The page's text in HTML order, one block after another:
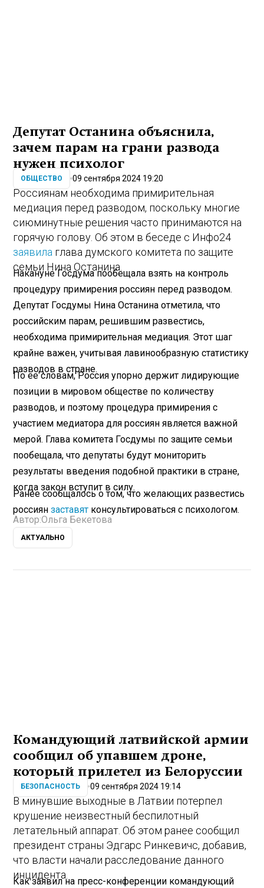
Депутат Останина объяснила,
зачем парам на грани развода
нужен психолог
ОБЩЕСТВО 09 сентября 2024 19:20
Россиянам необходима примирительная
медиация перед разводом, поскольку многие
сиюминутные решения часто принимаются на
горячую голову. Об этом в беседе с Инфо24
заявила глава думского комитета по защите
семьи Нина Останина.
Накануне Госдума пообещала взять на контроль
процедуру примирения россиян перед разводом.
Депутат Госдумы Нина Останина отметила, что
российским парам, решившим развестись,
необходима примирительная медиация. Этот шаг
крайне важен, учитывая лавинообразную статистику
разводов в стране.
По ее словам, Россия упорно держит лидирующие
позиции в мировом обществе по количеству
разводов, и поэтому процедура примирения с
участием медиатора для россиян является важной
мерой. Глава комитета Госдумы по защите семьи
пообещала, что депутаты будут мониторить
результаты введения подобной практики в стране,
когда закон вступит в силу.
Ранее сообщалось о том, что желающих развестись
россиянзаставят консультироваться с психологом.
Автор:Ольга Бекетова
АКТУАЛЬНО
Командующий латвийской армии
сообщил об упавшем дроне,
который прилетел из Белоруссии
БЕЗОПАСНОСТЬ 09 сентября 2024 19:14
В минувшие выходные в Латвии потерпел
крушение неизвестный беспилотный
летательный аппарат. Об этом ранее сообщил
президент страны Эдгарс Ринкевичс, добавив,
что власти начали расследование данного
инцидента.
Как заявил на пресс-конференции командующий